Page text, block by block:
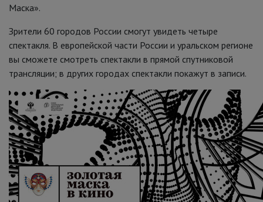
Маска».
Зрители 60 городов России смогут увидеть четыре
спектакля. В европейской части России и уральском регионе
вы сможете смотреть спектакли в прямой спутниковой
трансляции; в других городах спектакли покажут в записи.